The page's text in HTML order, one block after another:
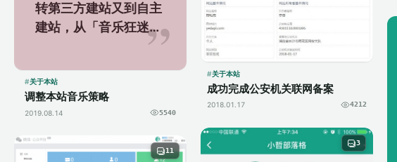
转第三方建站又到自主
建站，从「音乐狂迷」
到「 小哲部落格 」，
163888到QQ音乐、
虾...
关于本站
调整本站音乐策略
2019.08.14 5540
关于本站
成功完成公安机关联网备案
2018.01.17 4212
3
11